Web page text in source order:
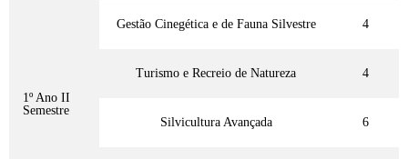
1º Ano II
Semestre
Gestão Cinegética e de Fauna Silvestre 4
Turismo e Recreio de Natureza 4
Silvicultura Avançada 6